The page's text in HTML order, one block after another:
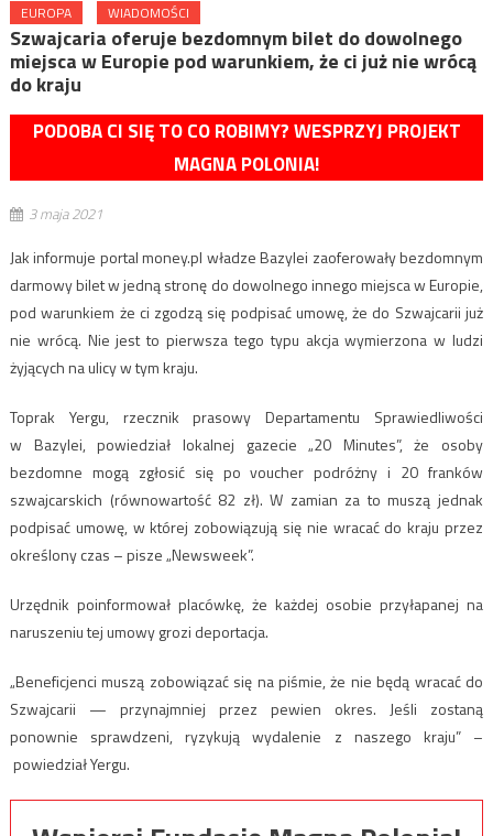
EUROPA WIADOMOŚCI
Szwajcaria oferuje bezdomnym bilet do dowolnego
miejsca w Europie pod warunkiem, że ci już nie wrócą
do kraju
PODOBA CI SIĘ TO CO ROBIMY? WESPRZYJ PROJEKT
MAGNA POLONIA!
3 maja 2021
Jak informuje portal money.pl władze Bazylei zaoferowały bezdomnym
darmowy bilet w jedną stronę do dowolnego innego miejsca w Europie,
pod warunkiem że ci zgodzą się podpisać umowę, że do Szwajcarii już
nie wrócą. Nie jest to pierwsza tego typu akcja wymierzona w ludzi
żyjących na ulicy w tym kraju.
Toprak Yergu, rzecznik prasowy Departamentu Sprawiedliwości
w Bazylei, powiedział lokalnej gazecie „20 Minutes”, że osoby
bezdomne mogą zgłosić się po voucher podróżny i 20 franków
szwajcarskich (równowartość 82 zł). W zamian za to muszą jednak
podpisać umowę, w której zobowiązują się nie wracać do kraju przez
określony czas – pisze „Newsweek”.
Urzędnik poinformował placówkę, że każdej osobie przyłapanej na
naruszeniu tej umowy grozi deportacja.
„Beneficjenci muszą zobowiązać się na piśmie, że nie będą wracać do
Szwajcarii — przynajmniej przez pewien okres. Jeśli zostaną
ponownie sprawdzeni, ryzykują wydalenie z naszego kraju” –
powiedział Yergu.